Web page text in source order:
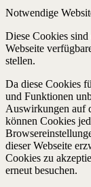
Notwendige
Diese Cookies
Webseite
stellen.
Da diese Cookies
und Funktionen
Auswirkungen auf
können Cookies
dieser Webseite
Cookies zu
erneut besuchen.